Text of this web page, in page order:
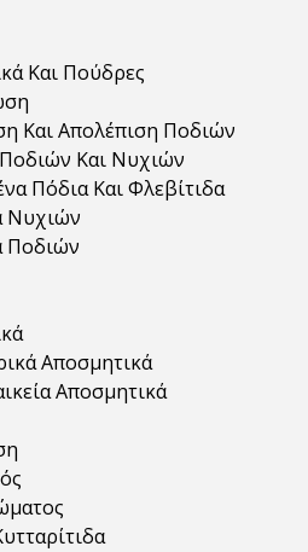
Και Πούδρες
Και Απολέπιση Ποδιών
Ποδιών Και Νυχιών
Πόδια Και Φλεβίτιδα
Νυχιών
Ποδιών
Αποσμητικά
Αποσμητικά